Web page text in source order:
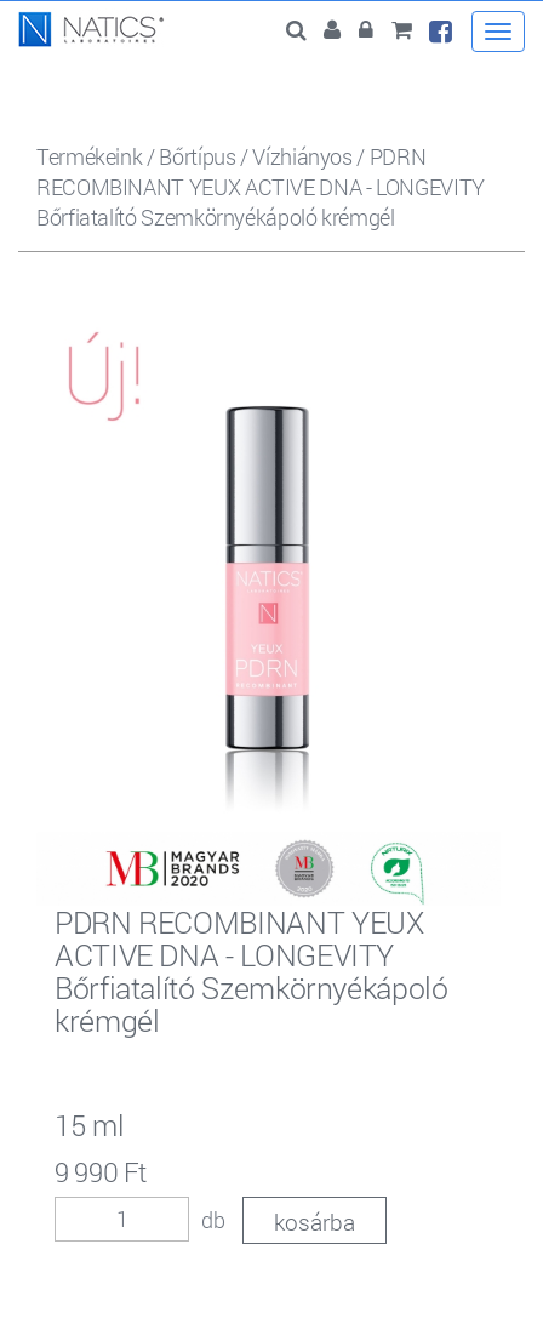
Termékeink/Bőrtípus /Vízhiányos / PDRN
RECOMBINANT YEUX ACTIVE DNA - LONGEVITY
Bőrfiatalító Szemkörnyékápoló krémgél
PDRN RECOMBINANT YEUX
ACTIVE DNA - LONGEVITY
Bőrfiatalító Szemkörnyékápoló
krémgél
15 ml
9 990 Ft
db